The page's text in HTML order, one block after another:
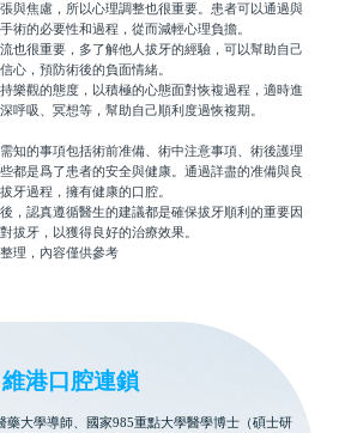
焦慮，所以心理調整也很重要。患者可以通過與
術的必要性和過程，從而減輕心理負擔。
很重要，多了解他人拔牙的經驗，可以幫助自己
心，預防術後的負面情緒。
觀的態度，以積極的心態面對恢複過程，適時進
呼吸、冥想等，幫助自己順利度過恢複期。
的事項包括術前准備、術中注意事項、術後護理
都是爲了患者的安全與健康。通過詳盡的准備與良
牙過程，擁有健康的口腔。
認真遵循醫生的建議都是確保拔牙順利的重要因
拔牙，以獲得良好的治療效果。
理，內容僅供參考
維港口腔連鎖
藥大學導師、國家985重點大學醫學博士（碩士研